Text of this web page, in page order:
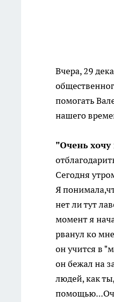
Вчера, 29
помогать
нашего
"Очень хочу
Сегодня
Я
нет ли тут
момент я
рванул ко
он учится в
он бежал на
людей, как